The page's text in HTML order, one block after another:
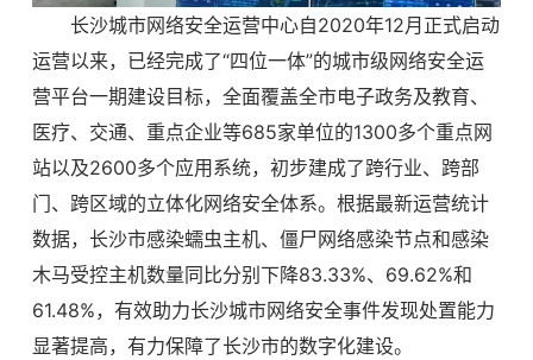
长沙城市网络安全运营中心自2020年12月正式启动
运营以来，已经完成了“四位一体”的城市级网络安全运
营平台一期建设目标，全面覆盖全市电子政务及教育、
医疗、交通、重点企业等685家单位的1300多个重点网
站以及2600多个应用系统，初步建成了跨行业、跨部
门、跨区域的立体化网络安全体系。根据最新运营统计
数据，长沙市感染蠕虫主机、僵尸网络感染节点和感染
木马受控主机数量同比分别下降83.33%、69.62%和
61.48%，有效助力长沙城市网络安全事件发现处置能力
显著提高，有力保障了长沙市的数字化建设。